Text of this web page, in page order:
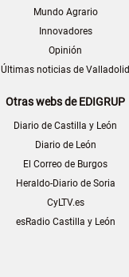
Mundo Agrario
Innovadores
Opinión
Últimas noticias de Valladolid
Otras webs de EDIGRUP
Diario de Castilla y León
Diario de León
El Correo de Burgos
Heraldo-Diario de Soria
CyLTV.es
esRadio Castilla y León